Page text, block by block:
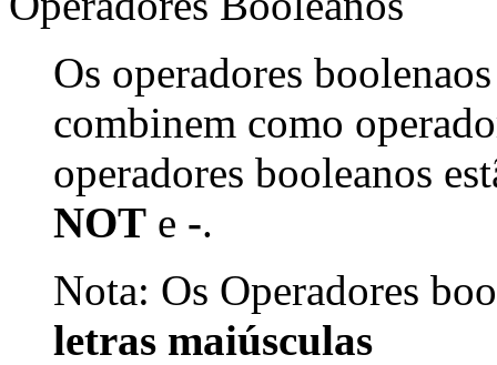
Os operadores
combinem como
operadores booleanos
NOT e -.
Nota: Os Operadores
letras maiúsculas